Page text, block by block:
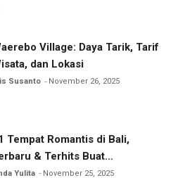
Village: Daya Tarik, Tarif
dan Lokasi
Susanto November 26, 2025
Tempat Romantis di Bali,
& Terhits Buat
Yulita November 25, 2025